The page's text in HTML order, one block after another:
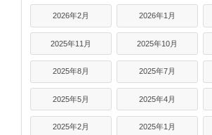
2026年2月 2026年1月
2025年11月 2025年10月
2025年8月 2025年7月
2025年5月 2025年4月
2025年2月 2025年1月